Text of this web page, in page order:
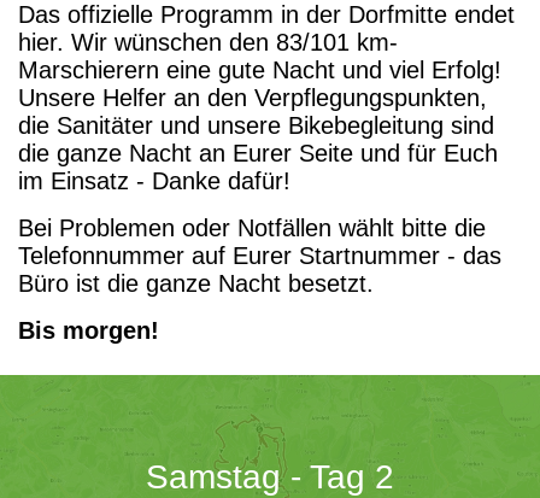
Das offizielle Programm in der Dorfmitte endet
hier. Wir wünschen den 83/101 km-
Marschierern eine gute Nacht und viel Erfolg!
Unsere Helfer an den Verpflegungspunkten,
die Sanitäter und unsere Bikebegleitung sind
die ganze Nacht an Eurer Seite und für Euch
im Einsatz - Danke dafür!
Bei Problemen oder Notfällen wählt bitte die
Telefonnummer auf Eurer Startnummer - das
Büro ist die ganze Nacht besetzt.
Bis morgen!
Samstag - Tag 2